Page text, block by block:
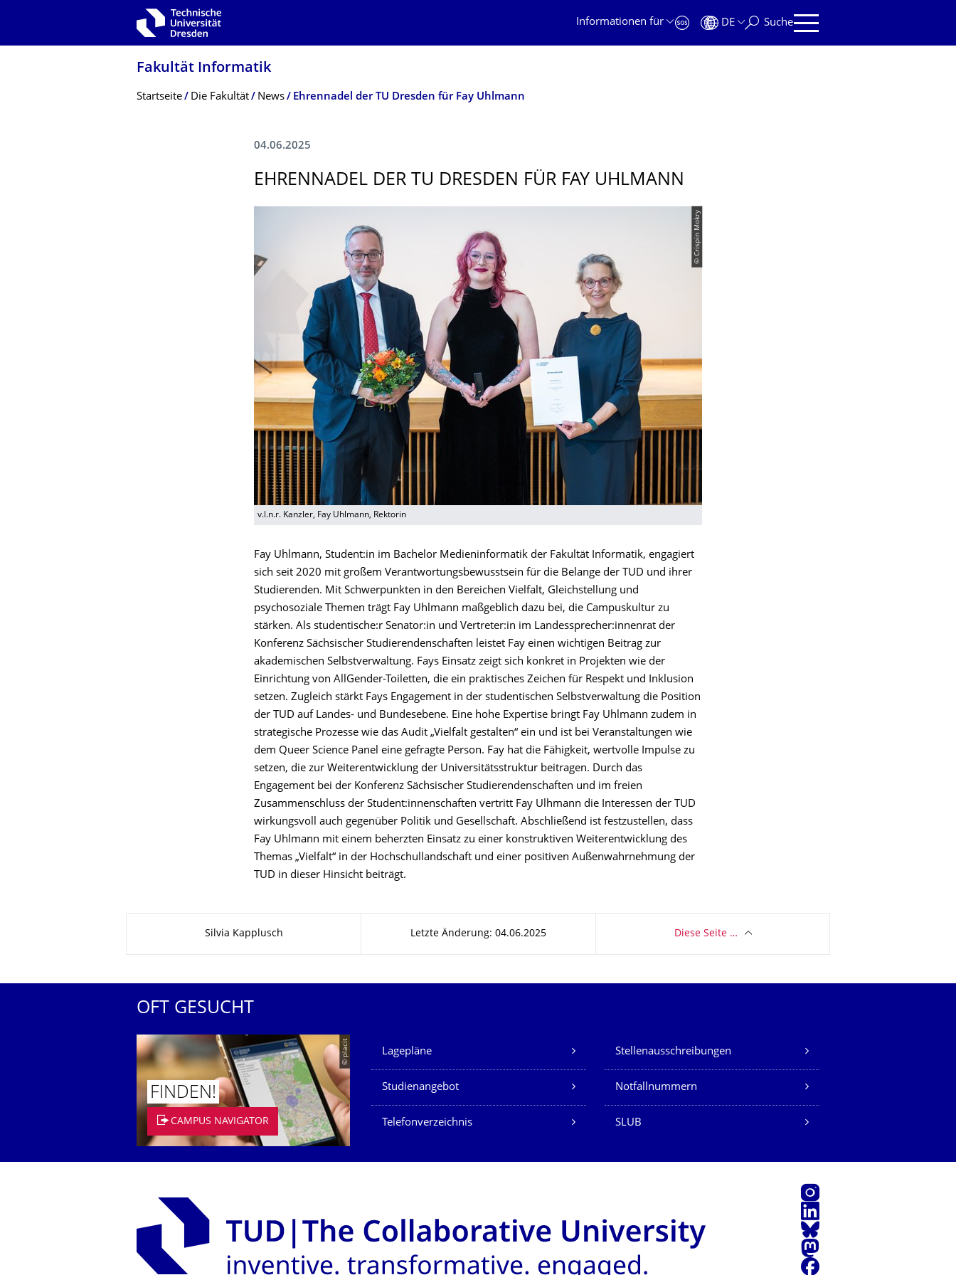
Zur Hauptnavigation springen
Informationen für
DE Suche
Fakultät Informatik
Breadcrumb-Menü
Startseite Die Fakultät News Ehrennadel der TU Dresden für Fay Uhlmann
04.06.2025
EHRENNADEL DER TU DRESDEN FÜR FAY UHLMANN
© Crispin Mokry
v.l.n.r. Kanzler, Fay Uhlmann, Rektorin
Fay Uhlmann, Student:in im Bachelor Medieninformatik der Fakultät Informatik, engagiert
sich seit 2020 mit großem Verantwortungsbewusstsein für die Belange der TUD und ihrer
Studierenden. Mit Schwerpunkten in den Bereichen Vielfalt, Gleichstellung und
psychosoziale Themen trägt Fay Uhlmann maßgeblich dazu bei, die Campuskultur zu
stärken. Als studentische:r Senator:in und Vertreter:in im Landessprecher:innenrat der
Konferenz Sächsischer Studierendenschaften leistet Fay einen wichtigen Beitrag zur
akademischen Selbstverwaltung. Fays Einsatz zeigt sich konkret in Projekten wie der
Einrichtung von AllGender-Toiletten, die ein praktisches Zeichen für Respekt und Inklusion
setzen. Zugleich stärkt Fays Engagement in der studentischen Selbstverwaltung die Position
der TUD auf Landes- und Bundesebene. Eine hohe Expertise bringt Fay Uhlmann zudem in
strategische Prozesse wie das Audit „Vielfalt gestalten“ ein und ist bei Veranstaltungen wie
dem Queer Science Panel eine gefragte Person. Fay hat die Fähigkeit, wertvolle Impulse zu
setzen, die zur Weiterentwicklung der Universitätsstruktur beitragen. Durch das
Engagement bei der Konferenz Sächsischer Studierendenschaften und im freien
Zusammenschluss der Student:innenschaften vertritt Fay Ulhmann die Interessen der TUD
wirkungsvoll auch gegenüber Politik und Gesellschaft. Abschließend ist festzustellen, dass
Fay Uhlmann mit einem beherzten Einsatz zu einer konstruktiven Weiterentwicklung des
Themas „Vielfalt“ in der Hochschullandschaft und einer positiven Außenwahrnehmung der
TUD in dieser Hinsicht beiträgt.
Silvia Kapplusch Letzte Änderung: 04.06.2025 Diese Seite …
OFT GESUCHT
© placit
FINDEN!
CAMPUS NAVIGATOR
Unsere Dienste
Lagepläne Stellenausschreibungen
Studienangebot Notfallnummern
Telefonverzeichnis SLUB
Instagram
LinkedIn
Bluesky
Mastodon
Facebook